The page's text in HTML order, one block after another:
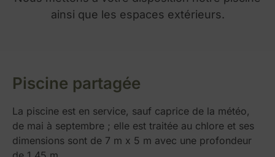
ainsi que les espaces extérieurs.
Piscine partagée
La piscine est en service, sauf caprice de la météo,
de mai à septembre ; elle est traitée au chlore et ses
dimensions sont de 7 m x 5 m avec une profondeur